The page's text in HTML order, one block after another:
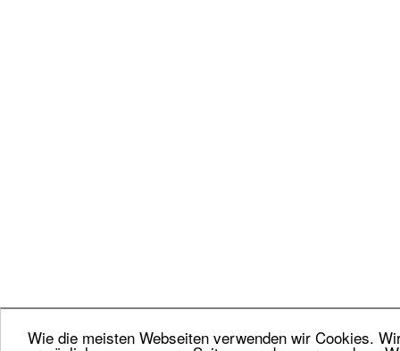
Wie die meisten Webseiten verwenden wir Cookies.